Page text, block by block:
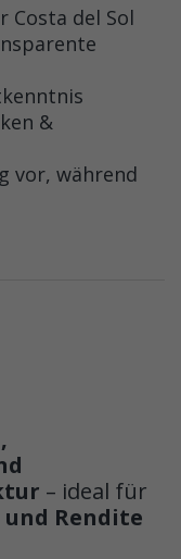
Costa del Sol
&
vor, während
– ideal für
Rendite